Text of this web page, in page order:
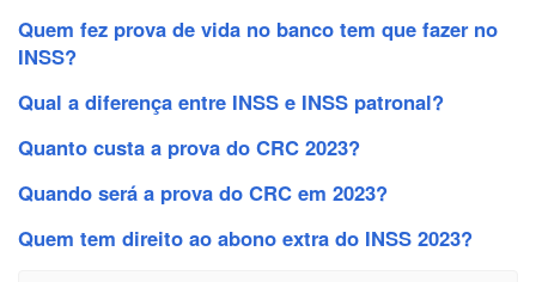
Quem fez prova de vida no banco tem que fazer no
INSS?
Qual a diferença entre INSS e INSS patronal?
Quanto custa a prova do CRC 2023?
Quando será a prova do CRC em 2023?
Quem tem direito ao abono extra do INSS 2023?